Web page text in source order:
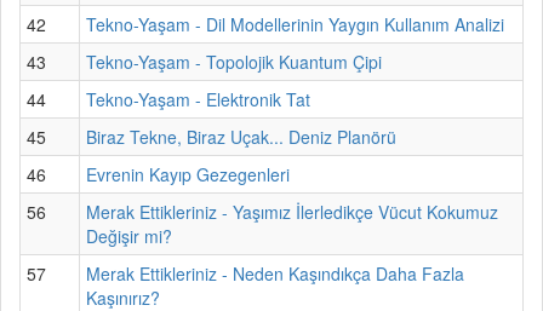
42
Tekno-Yaşam - Dil Modellerinin Yaygın Kullanım Analizi
43
Tekno-Yaşam - Topolojik Kuantum Çipi
44
Tekno-Yaşam - Elektronik Tat
45
Biraz Tekne, Biraz Uçak... Deniz Planörü
46
Evrenin Kayıp Gezegenleri
56
Merak Ettikleriniz - Yaşımız İlerledikçe Vücut Kokumuz
Değişir mi?
57
Merak Ettikleriniz - Neden Kaşındıkça Daha Fazla
Kaşınırız?